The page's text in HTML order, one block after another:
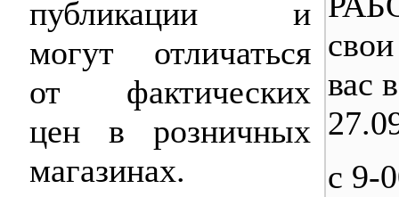
публикации и
могут отличаться
от фактических
цен в розничных
магазинах.
вас
с 9-